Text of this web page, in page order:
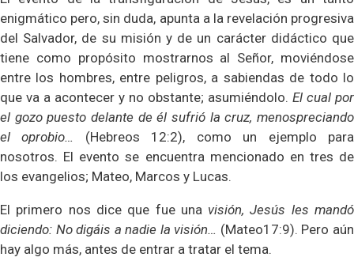
enigmático pero, sin duda, apunta a la revelación progresiva
del Salvador, de su misión y de un carácter didáctico que
tiene como propósito mostrarnos al Señor, moviéndose
entre los hombres, entre peligros, a sabiendas de todo lo
que va a acontecer y no obstante; asumiéndolo. El cual por
el gozo puesto delante de él sufrió la cruz, menospreciando
el oprobio… (Hebreos 12:2), como un ejemplo para
nosotros. El evento se encuentra mencionado en tres de
los evangelios; Mateo, Marcos y Lucas.
El primero nos dice que fue una visión, Jesús les mandó
diciendo: No digáis a nadie la visión… (Mateo17:9). Pero aún
hay algo más, antes de entrar a tratar el tema.